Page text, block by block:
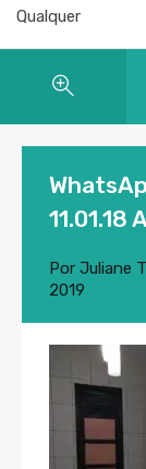
Qualquer
11.01.18
Por Juliane
2019